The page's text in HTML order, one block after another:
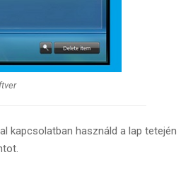
kapcsolatban használd a lap tetején